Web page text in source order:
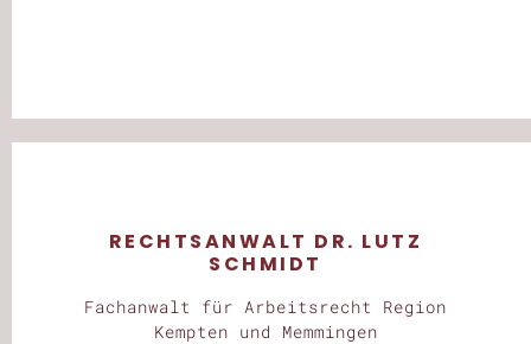
RECHTSANWALT DR. LUTZ
SCHMIDT
Fachanwalt für Arbeitsrecht Region
Kempten und Memmingen